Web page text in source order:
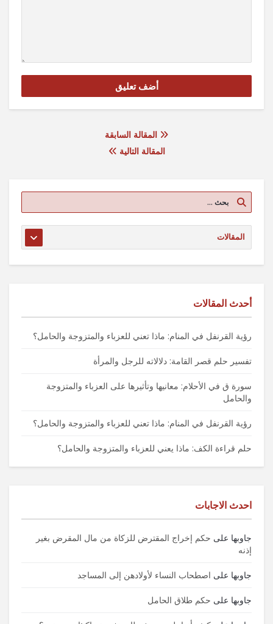
المقالة السابقة
المقالة التالية
أحدث المقالات
رؤية القرنفل في المنام: ماذا تعني للعزباء والمتزوجة والحامل؟
تفسير حلم قصر القامة: دلالاته للرجل والمرأة
سورة ق في الأحلام: معانيها وتأثيرها على العزباء والمتزوجة
والحامل
رؤية القرنفل في المنام: ماذا تعني للعزباء والمتزوجة والحامل؟
حلم قراءة الكف: ماذا يعني للعزباء والمتزوجة والحامل؟
احدث الاجابات
جاوبها على حكم إخراج المقترض للزكاة من مال المقرض بغير
إذنه
جاوبها على اصطحاب النساء لأولادهن إلى المساجد
جاوبها على حكم طلاق الحامل